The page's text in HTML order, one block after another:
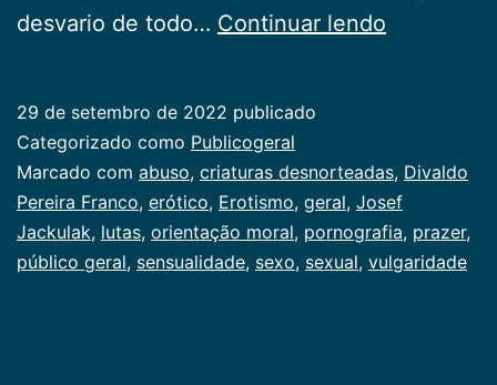
desvario de todo… Continuar lendo
29 de setembro de 2022 publicado
Categorizado como Publicogeral
Marcado com abuso, criaturas desnorteadas, Divaldo
Pereira Franco, erótico, Erotismo, geral, Josef
Jackulak, lutas, orientação moral, pornografia, prazer,
público geral, sensualidade, sexo, sexual, vulgaridade